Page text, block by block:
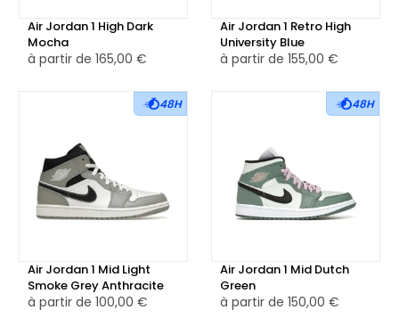
Disponible également en version reconditionnée, cette
alternative plus respectueuse de l’environnement, idéale
pour les amateurs de sneakers à la recherche d’un choix
plus durable.
Air Jordan 1 High Dark
Mocha
à partir de 165,00 €
Air Jordan 1 Retro High
University Blue
à partir de 155,00 €
48H
Air Jordan 1 Mid Light
Smoke Grey Anthracite
à partir de 100,00 €
48H
Air Jordan 1 Mid Dutch
Green
à partir de 150,00 €